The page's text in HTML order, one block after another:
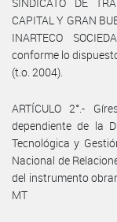
CAPITAL Y GRAN
INARTECO
conforme lo
(t.o. 2004).
ARTÍCULO 2°.-
dependiente de la
Tecnológica y
Nacional de
del instrumento
MT